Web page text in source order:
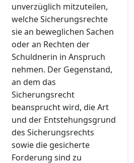
unverzüglich mitzuteilen,
welche Sicherungsrechte
sie an beweglichen Sachen
oder an Rechten der
Schuldnerin in Anspruch
nehmen. Der Gegenstand,
an dem das
Sicherungsrecht
beansprucht wird, die Art
und der Entstehungsgrund
des Sicherungsrechts
sowie die gesicherte
Forderung sind zu